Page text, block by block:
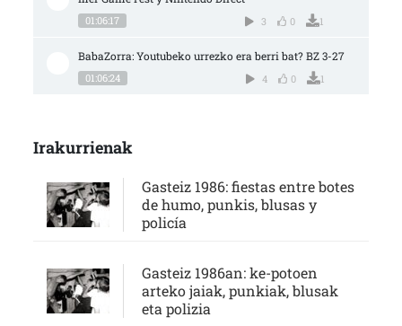
01:06:17 3 0 1
BabaZorra: Youtubeko urrezko era berri bat? BZ 3-27
01:06:24 4 0 1
Irakurrienak
Gasteiz 1986: fiestas entre botes
de humo, punkis, blusas y
policía
Gasteiz 1986an: ke-potoen
arteko jaiak, punkiak, blusak
eta polizia